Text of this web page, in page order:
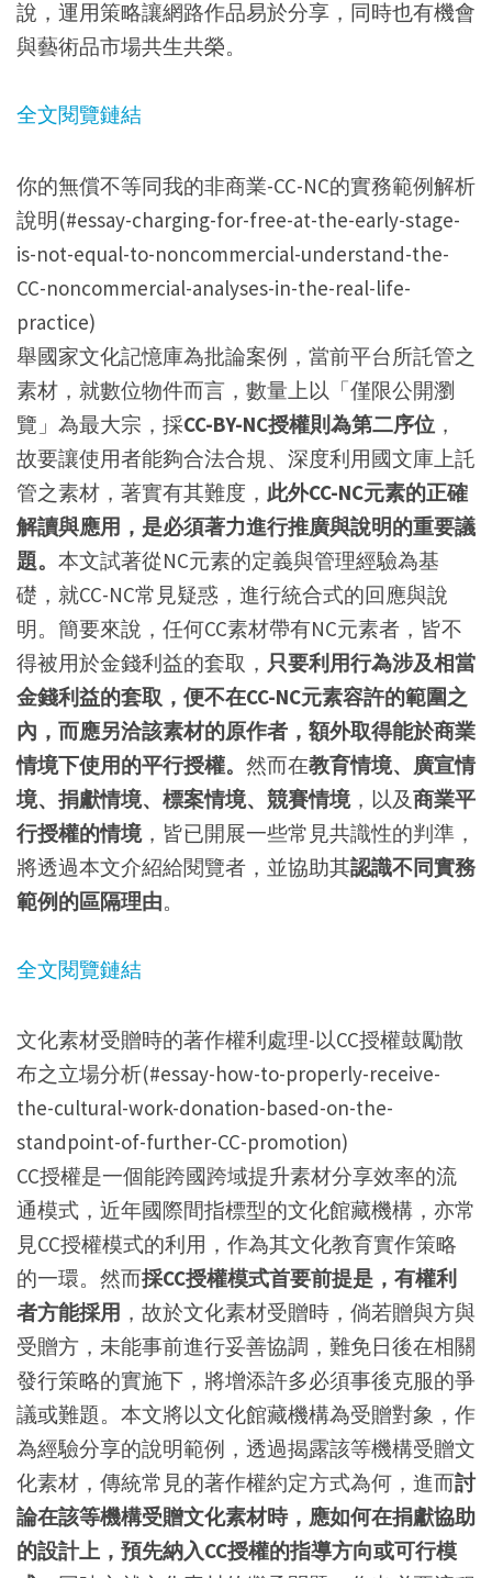
說，運用策略讓網路作品易於分享，同時也有機會
與藝術品市場共生共榮。
全文閱覽鏈結
你的無償不等同我的非商業-CC-NC的實務範例解析
說明(#essay-charging-for-free-at-the-early-stage-
is-not-equal-to-noncommercial-understand-the-
CC-noncommercial-analyses-in-the-real-life-
practice)
舉國家文化記憶庫為批論案例，當前平台所託管之
素材，就數位物件而言，數量上以「僅限公開瀏
覽」為最大宗，採CC-BY-NC授權則為第二序位 ，
故要讓使用者能夠合法合規、深度利用國文庫上託
管之素材，著實有其難度， 此外CC-NC元素的正確
解讀與應用，是必須著力進行推廣與說明的重要議
題。 本文試著從NC元素的定義與管理經驗為基
礎，就CC-NC常見疑惑，進行統合式的回應與說
明。簡要來說，任何CC素材帶有NC元素者，皆不
得被用於金錢利益的套取， 只要利用行為涉及相當
金錢利益的套取，便不在CC-NC元素容許的範圍之
內，而應另洽該素材的原作者，額外取得能於商業
情境下使用的平行授權。 然而在教育情境、廣宣情
境、捐獻情境、標案情境、競賽情境，以及商業平
行授權的情境，皆已開展一些常見共識性的判準，
將透過本文介紹給閱覽者，並協助其認識不同實務
範例的區隔理由。
全文閱覽鏈結
文化素材受贈時的著作權利處理-以CC授權鼓勵散
布之立場分析(#essay-how-to-properly-receive-
the-cultural-work-donation-based-on-the-
standpoint-of-further-CC-promotion)
CC授權是一個能跨國跨域提升素材分享效率的流
通模式，近年國際間指標型的文化館藏機構，亦常
見CC授權模式的利用，作為其文化教育實作策略
的一環。然而採CC授權模式首要前提是，有權利
者方能採用 ，故於文化素材受贈時，倘若贈與方與
受贈方，未能事前進行妥善協調，難免日後在相關
發行策略的實施下，將增添許多必須事後克服的爭
議或難題。本文將以文化館藏機構為受贈對象，作
為經驗分享的說明範例，透過揭露該等機構受贈文
化素材，傳統常見的著作權約定方式為何，進而討
論在該等機構受贈文化素材時，應如何在捐獻協助
的設計上，預先納入CC授權的指導方向或可行模